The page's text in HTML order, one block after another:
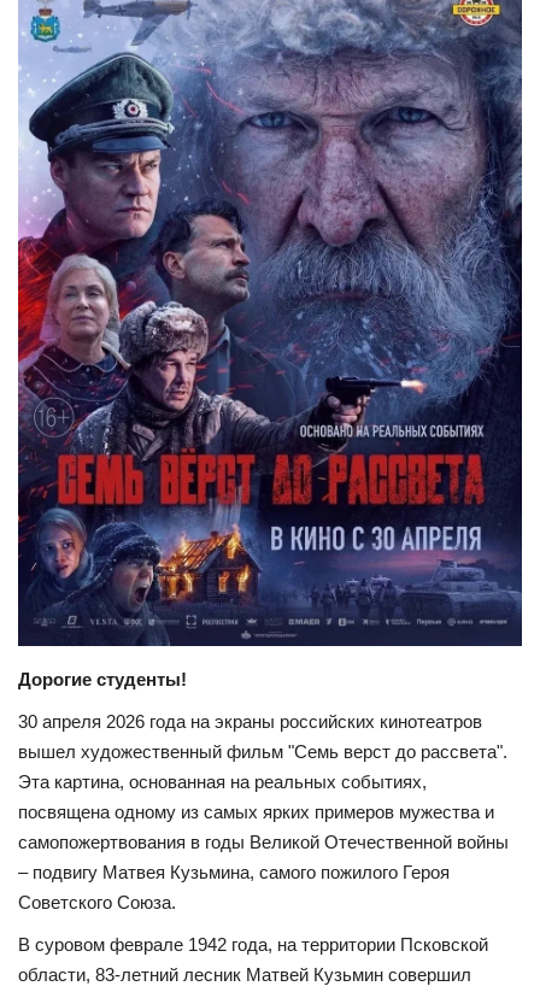
НОВОСТИ КОЛЛЕДЖ TV
КОЛЛЕДЖ ДЕНЬ ЗА ДНЕМ
ГОСТЬ В СТУДИИ
Фотогалерея
ГОРОДСКИЕ НОВОСТИ
РОССИЙСКИЕ КАНАЛЫ
ПРОФЕССИОНАЛИТЕТ
Колледж - FM
ОБРАЗОВАНИЕ
СВО
КИНО
Конкурсы
СПОРТ
ПОЛИТИКА
Погода
ЗДОРОВЬЕ
Дорогие студенты!
30 апреля 2026 года на экраны российских кинотеатров
вышел художественный фильм "Семь верст до рассвета".
Эта картина, основанная на реальных событиях,
посвящена одному из самых ярких примеров мужества и
самопожертвования в годы Великой Отечественной войны
– подвигу Матвея Кузьмина, самого пожилого Героя
Советского Союза.
В суровом феврале 1942 года, на территории Псковской
области, 83-летний лесник Матвей Кузьмин совершил